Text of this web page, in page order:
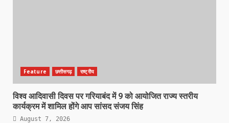
Feature छत्तीसगढ़ राष्ट्रीय
विश्व आदिवासी दिवस पर गरियाबंद में 9 को आयोजित राज्य स्तरीय
कार्यक्रम में शामिल होंगे आप सांसद संजय सिंह
August 7, 2026